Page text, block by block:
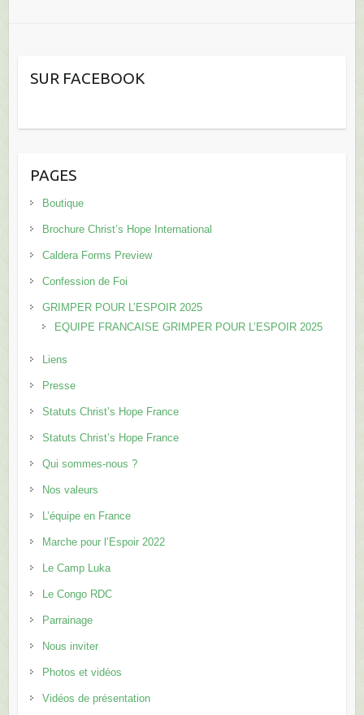
SUR FACEBOOK
PAGES
Boutique
Brochure Christ’s Hope International
Caldera Forms Preview
Confession de Foi
GRIMPER POUR L’ESPOIR 2025
EQUIPE FRANCAISE GRIMPER POUR L’ESPOIR 2025
Liens
Presse
Statuts Christ’s Hope France
Statuts Christ’s Hope France
Qui sommes-nous ?
Nos valeurs
L’équipe en France
Marche pour l’Espoir 2022
Le Camp Luka
Le Congo RDC
Parrainage
Nous inviter
Photos et vidéos
Vidéos de présentation